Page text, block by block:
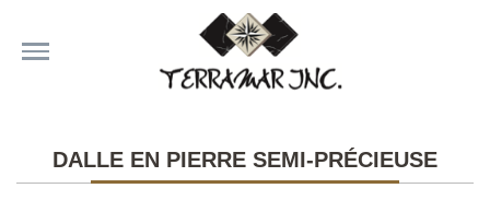
DALLE EN PIERRE SEMI-PRÉCIEUSE